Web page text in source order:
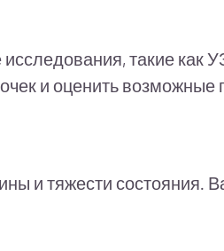
такие
и оценить возможные
и тяжести